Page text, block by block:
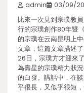
admin 03/09/
比來一次見到宗璞教
行的宗璞創作80年暨
的宗璞在云南昆明上
文章，這篇文章描述
26日，宗璞方才迎來
為壽星的宗璞精力狀
的白發。講話中，在
乎很長，又似乎很短